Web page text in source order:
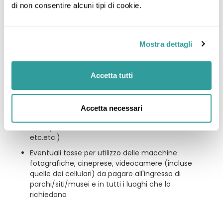
di non consentire alcuni tipi di cookie.
Mostra dettagli
Accetta tutti
Accetta necessari
partecipante al viaggio dovrà richiedere
americane solo all'atto della richiesta
archeologici, parchi nazionali e luoghi
d’interesse storico/naturalistico/culturale non
etc.etc.)
Eventuali tasse per utilizzo delle macchine
fotografiche, cineprese, videocamere (incluse
quelle dei cellulari) da pagare all'ingresso di
parchi/siti/musei e in tutti i luoghi che lo
richiedono